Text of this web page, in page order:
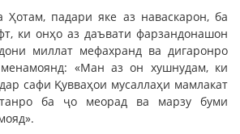
Ҳотам, падари яке аз наваскарон, ба
ки онҳо аз даъвати фарзандонашон
миллат мефахранд ва дигаронро
«Ман аз он хушнудам, ки
сафи Қувваҳои мусаллаҳи мамлакат
ба ҷо меорад ва марзу буми